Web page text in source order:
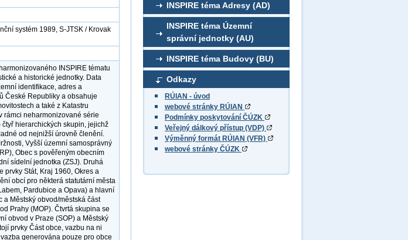
INSPIRE téma Adresy (AD)
INSPIRE téma Územní
správní jednotky (AU)
INSPIRE téma Budovy (BU)
Odkazy
RÚIAN - úvod
webové stránky RÚIAN
Podmínky poskytování ČÚZK
Veřejný dálkový přístup (VDP)
Výměnný formát RÚIAN (VFR)
webové stránky ČÚZK
systém 1989, S-JTSK / Krovak
INSPIRE tématu
a historické jednotky. Data
identifikace, adres a
České Republiky a obsahuje
a také z Katastru
rámci neharmonizované série
hierarchických skupin, jejichž
od nejnižší úrovně členění.
Vyšší územní samosprávný
Obec s pověřeným obecním
sídelní jednotka (ZSJ). Druhá
prvky Stát, Kraj 1960, Okres a
obcí pro některá statutární města
Pardubice a Opava) a hlavní
a Městský obvod/městská část
Prahy (MOP). Čtvrtá skupina se
obvod v Praze (SOP) a Městský
prvky Část obce, vazbu na ni
generována pouze pro obce